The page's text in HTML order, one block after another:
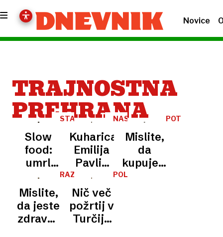
Novice
TRAJNOSTNA
PREHRANA
STAR
BIL
Slow
food:
umrl
Carlo
Petrini,
ustanovitelj
gibanja
NASVET
Kuharica
Emilija
Pavlič
razkriva
trik
naših
babic:
tako
POTROŠNIŠKI
Mislite,
da
kupujete
slovensko?
RAZISKAVE
Mislite,
da jeste
zdravo?
POLITIČNI
Nič več
požrtij v
Turčiji: